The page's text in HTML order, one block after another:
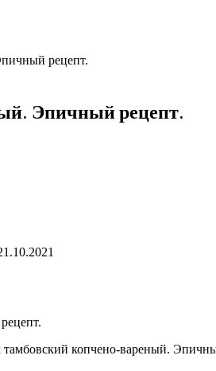
рецепт.
Эпичный рецепт.
копчено-вареный.